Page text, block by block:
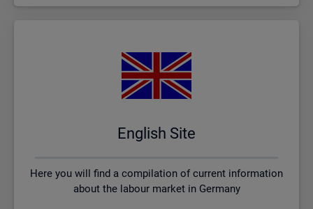
English Site
Here you will find a compilation of current information
about the labour market in Germany